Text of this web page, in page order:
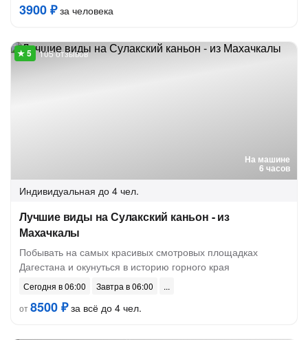
3900 ₽за человека
На машине
6 часов
105 отзывов
Индивидуальная до 4 чел.
Лучшие виды на Сулакский каньон - из
Махачкалы
Побывать на самых красивых смотровых площадках
Дагестана и окунуться в историю горного края
Сегодня в 06:00
Завтра в 06:00
от8500 ₽за всё до 4 чел.